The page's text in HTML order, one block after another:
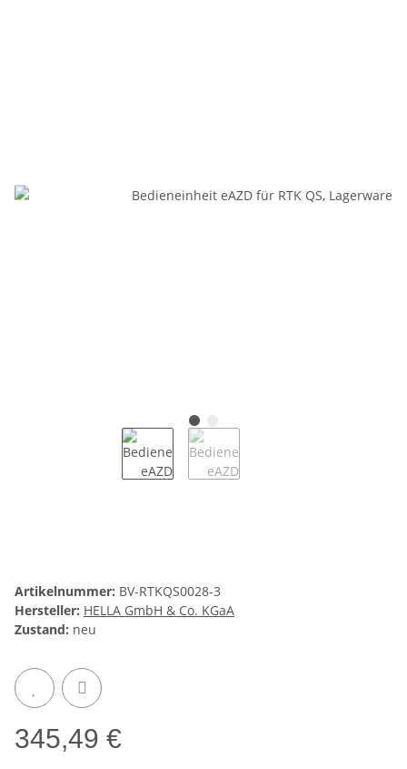
Artikelnummer: BV-RTKQS0028-3
Hersteller: HELLA GmbH & Co. KGaA
Zustand: neu
345,49 €